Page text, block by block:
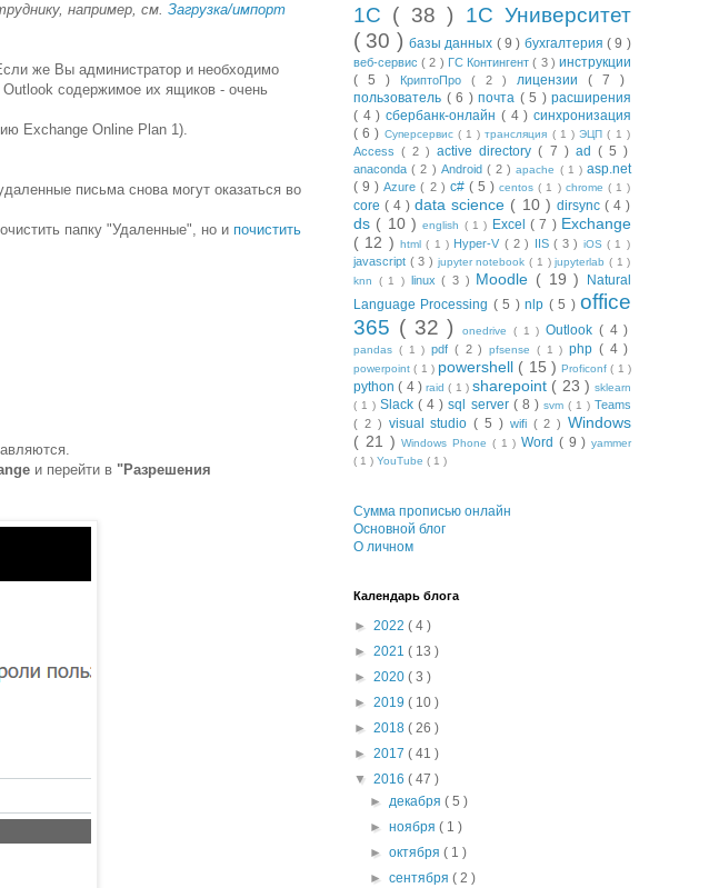
например, см. Загрузка/импорт
же Вы администратор и необходимо
Outlook содержимое их ящиков - очень
Exchange Online Plan 1).
письма снова могут оказаться во
папку "Удаленные", но и почистить
и перейти в "Разрешения
1С ( 38 ) 1С Университет
( 30 ) базы данных ( 9 ) бухгалтерия( 9 )
веб-сервис( 2 ) ГС Контингент( 3 )инструкции
( 5 )
КриптоПро ( 2 ) лицензии ( 7 )
пользователь ( 6 ) почта ( 5 ) расширения
( 4 )сбербанк-онлайн ( 4 )синхронизация
( 6 ) Суперсервис ( 1 )трансляция ( 1 )ЭЦП( 1 )
Access( 2 )active directory( 7 ) ad ( 5 )
anaconda( 2 ) Android ( 2 )apache ( 1 )asp.net
( 9 )Azure( 2 ) c# ( 5 )centos( 1 ) chrome ( 1 )
core( 4 )data science ( 10 ) dirsync ( 4 )
ds ( 10 )english ( 1 ) Excel( 7 ) Exchange
( 12 )
html( 1 ) Hyper-V ( 2 ) IIS ( 3 ) iOS( 1 )
javascript ( 3 ) jupyter notebook( 1 )jupyterlab ( 1 )
knn ( 1 ) linux( 3 ) Moodle ( 19 )
Natural
Language Processing ( 5 )nlp ( 5 )office
365 ( 32 ) onedrive ( 1 ) Outlook ( 4 )
pandas ( 1 ) pdf ( 2 ) pfsense ( 1 ) php ( 4 )
powerpoint( 1 ) powershell ( 15 ) Proficonf( 1 )
python( 4 ) raid( 1 ) sharepoint ( 23 ) sklearn
( 1 )Slack( 4 )sql server ( 8 ) svm ( 1 ) Teams
( 2 ) visual studio( 5 ) wifi ( 2 )Windows
( 21 )Windows Phone ( 1 ) Word ( 9 ) yammer
( 1 ) YouTube ( 1 )
Сумма прописью онлайн
Основной блог
О личном
Календарь блога
► 2022 ( 4 )
► 2021 ( 13 )
► 2020 ( 3 )
► 2019 ( 10 )
► 2018 ( 26 )
► 2017 ( 41 )
▼ 2016 ( 47 )
►декабря( 5 )
►ноября( 1 )
►октября( 1 )
►сентября( 2 )